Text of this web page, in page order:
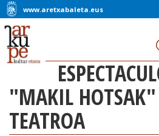
www.aretxabaleta.eus
ESPECTACULO
"MAKIL
TEATROA